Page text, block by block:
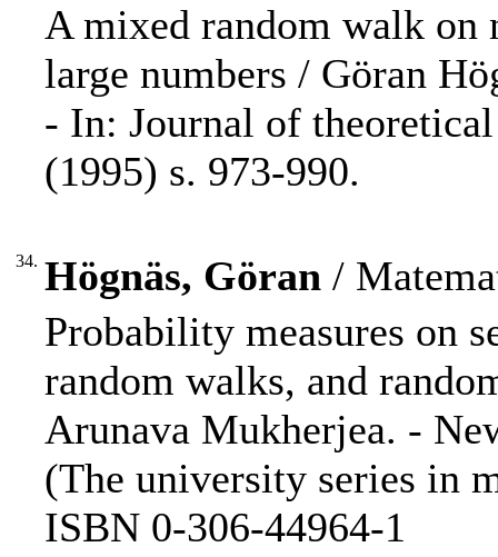
A mixed random walk on
large numbers / Göran
- In: Journal of
(1995) s. 973-990.
34. Högnäs, Göran /
Probability measures on
random walks, and
Arunava Mukherjea. -
(The university series in
ISBN 0-306-44964-1